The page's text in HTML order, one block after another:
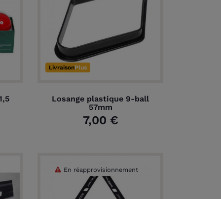
LivraisonPlus
Losange plastique 9-ball
57mm
7,00 €
En réapprovisionnement